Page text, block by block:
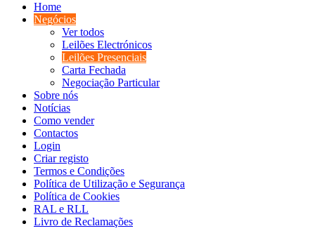
Home
Negócios
Ver todos
Leilões Electrónicos
Leilões Presenciais
Carta Fechada
Negociação Particular
Sobre nós
Notícias
Como vender
Contactos
Login
Criar registo
Termos e Condições
Política de Utilização e Segurança
Política de Cookies
RAL e RLL
Livro de Reclamações